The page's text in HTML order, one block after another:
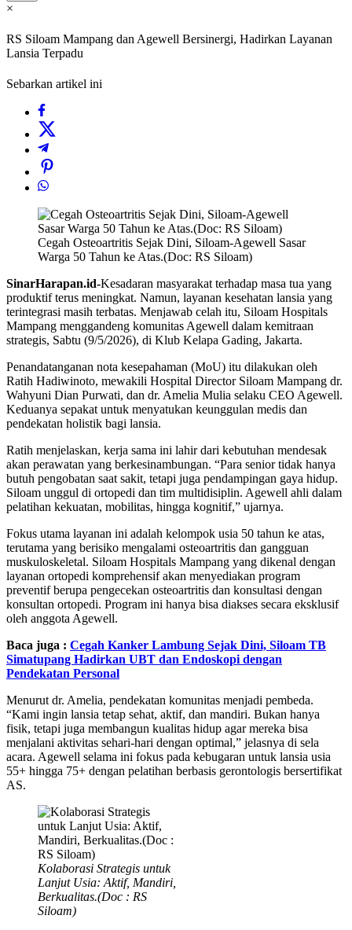
×
RS Siloam Mampang dan Agewell Bersinergi, Hadirkan Layanan
Lansia Terpadu
Sebarkan artikel ini
Cegah Osteoartritis Sejak Dini, Siloam-Agewell Sasar
Warga 50 Tahun ke Atas.(Doc: RS Siloam)
SinarHarapan.id-Kesadaran masyarakat terhadap masa tua yang
produktif terus meningkat. Namun, layanan kesehatan lansia yang
terintegrasi masih terbatas. Menjawab celah itu, Siloam Hospitals
Mampang menggandeng komunitas Agewell dalam kemitraan
strategis, Sabtu (9/5/2026), di Klub Kelapa Gading, Jakarta.
Penandatanganan nota kesepahaman (MoU) itu dilakukan oleh
Ratih Hadiwinoto, mewakili Hospital Director Siloam Mampang dr.
Wahyuni Dian Purwati, dan dr. Amelia Mulia selaku CEO Agewell.
Keduanya sepakat untuk menyatukan keunggulan medis dan
pendekatan holistik bagi lansia.
Ratih menjelaskan, kerja sama ini lahir dari kebutuhan mendesak
akan perawatan yang berkesinambungan. “Para senior tidak hanya
butuh pengobatan saat sakit, tetapi juga pendampingan gaya hidup.
Siloam unggul di ortopedi dan tim multidisiplin. Agewell ahli dalam
pelatihan kekuatan, mobilitas, hingga kognitif,” ujarnya.
Fokus utama layanan ini adalah kelompok usia 50 tahun ke atas,
terutama yang berisiko mengalami osteoartritis dan gangguan
muskuloskeletal. Siloam Hospitals Mampang yang dikenal dengan
layanan ortopedi komprehensif akan menyediakan program
preventif berupa pengecekan osteoartritis dan konsultasi dengan
konsultan ortopedi. Program ini hanya bisa diakses secara eksklusif
oleh anggota Agewell.
Baca juga : Cegah Kanker Lambung Sejak Dini, Siloam TB
Simatupang Hadirkan UBT dan Endoskopi dengan
Pendekatan Personal
Menurut dr. Amelia, pendekatan komunitas menjadi pembeda.
“Kami ingin lansia tetap sehat, aktif, dan mandiri. Bukan hanya
fisik, tetapi juga membangun kualitas hidup agar mereka bisa
menjalani aktivitas sehari-hari dengan optimal,” jelasnya di sela
acara. Agewell selama ini fokus pada kebugaran untuk lansia usia
55+ hingga 75+ dengan pelatihan berbasis gerontologis bersertifikat
AS.
Kolaborasi Strategis untuk
Lanjut Usia: Aktif, Mandiri,
Berkualitas.(Doc : RS
Siloam)